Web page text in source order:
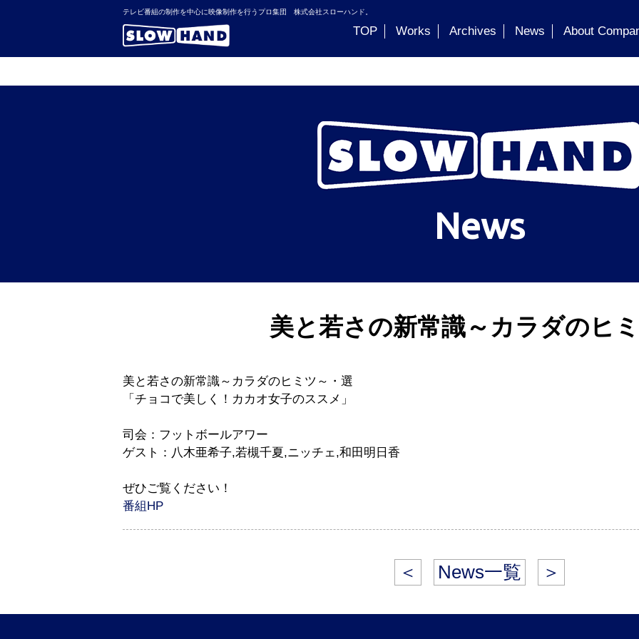
テレビ番組の制作を中心に映像制作を行うプロ集団 株式会社スローハンド。
TOP Works Archives News About
News
美と若さの新常識～カラダのヒ
美と若さの新常識～カラダのヒミツ～・選
「チョコで美しく！カカオ女子のススメ」
司会：フットボールアワー
ゲスト：八木亜希子,若槻千夏,ニッチェ,和田明日香
ぜひご覧ください！
番組HP
＜ News一覧 ＞